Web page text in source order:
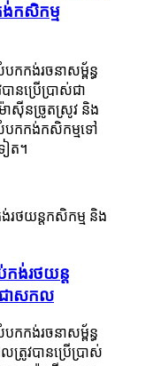
កសិកម្ម
កង់រចនាសម្ព័ន្ធ
ានប្រើប្រាស់ជា
ស៊ីនច្រូតស្រូវ និង
បកកង់កសិកម្មទៅ
ៀត។
កង់រថយន្ត
ជាសកល
កង់រចនាសម្ព័ន្ធ
រូវបានប្រើប្រាស់